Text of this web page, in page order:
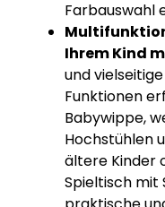
Farbauswahl
Ihrem Kind
und
Funktionen
Babywippe,
Hochstühlen
ältere Kinder
Spieltisch mit